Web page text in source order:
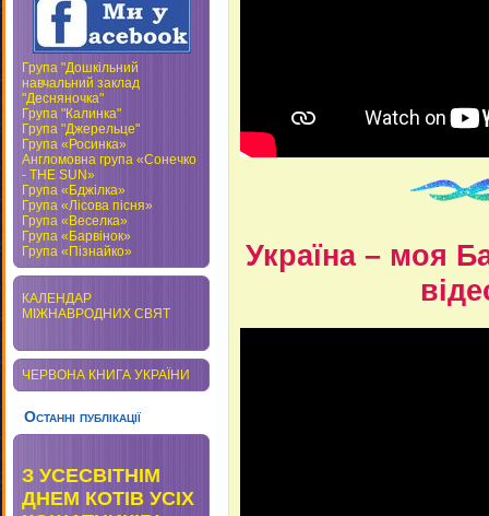
Група "Дошкільний
навчальний заклад
"Десняночка"
Група "Калинка"
Група "Джерельце"
Група «Росинка»
Англомовна група «Сонечко
- THE SUN»
Група «Бджілка»
Група «Лісова пісня»
Група «Веселка»
Група «Барвінок»
Група «Пізнайко»
КАЛЕНДАР
МІЖНАВРОДНИХ СВЯТ
ЧЕРВОНА КНИГА УКРАЇНИ
Останні публікації
З УСЕСВІТНІМ
ДНЕМ КОТІВ УСІХ
Україна – моя